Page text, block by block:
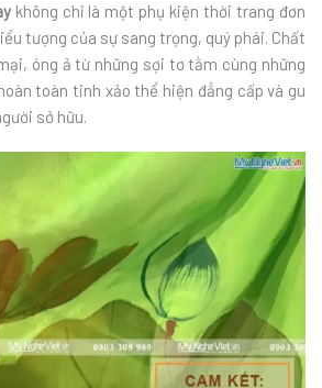
không chỉ là một phụ kiện thời trang đơn
tượng của sự sang trọng, quý phái. Chất
óng ả từ những sợi tơ tằm cùng những
toàn tinh xảo thể hiện đẳng cấp và gu
sở hữu.